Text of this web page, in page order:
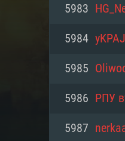
5983
5984
5985
5986 РПУ
5987